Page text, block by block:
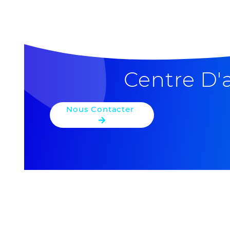
Centre
Nous Contacter